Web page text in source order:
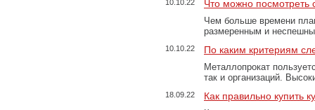
10.10.22 Что можно посмотреть
Чем больше времени
размеренным и
10.10.22 По каким критериям
Металлопрокат
так и организаций.
18.09.22 Как правильно купить